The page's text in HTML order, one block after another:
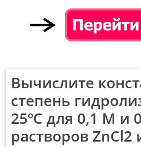
Вычислите
степень
25ºC для 0,1 М и
растворов ZnCl2